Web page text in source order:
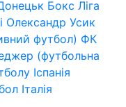
Бокс Ліга
Олександр Усик
футбол) ФК
(футбольна
Іспанія
Італія